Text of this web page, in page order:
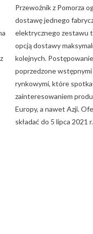
Przewoźnik z Pomorza
dostawę jednego
elektrycznego zestawu
opcją dostawy
kolejnych.
poprzedzone
rynkowymi, które
zainteresowaniem
Europy, a nawet Azji.
składać do 5 lipca 2021 r.